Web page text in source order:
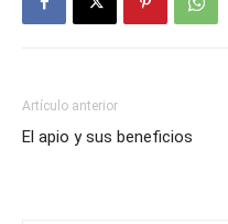
Artículo anterior
El apio y sus beneficios